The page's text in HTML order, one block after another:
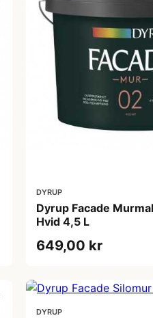
DYRUP
Dyrup Facade
Hvid 4,5 L
649,00 kr
DYRUP